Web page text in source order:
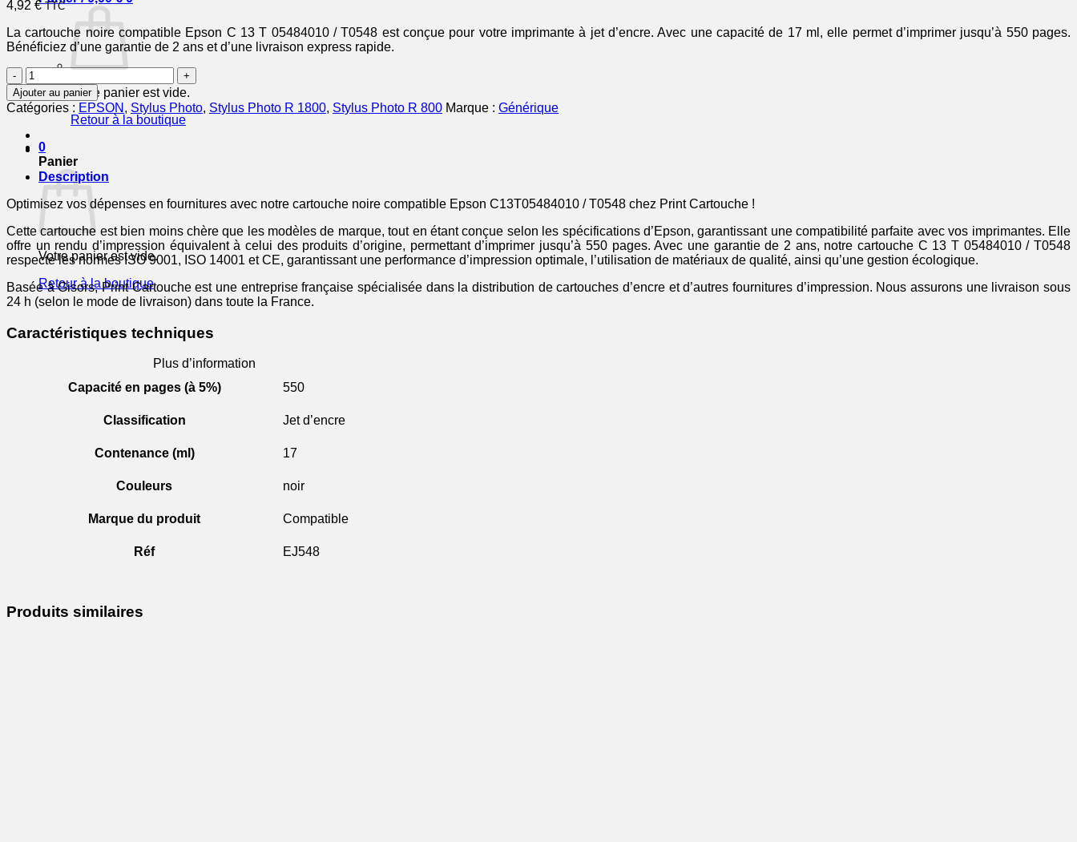
Votre panier est vide.
Retour à la boutique
0
Panier
Votre panier est vide.
Retour à la boutique
4,92 € TTC
La cartouche noire compatible Epson C 13 T 05484010 / T0548 est conçue pour votre imprimante à jet d’encre. Avec une capacité de 17 ml, elle permet d’imprimer jusqu’à 550 pages.
Bénéficiez d’une garantie de 2 ans et d’une livraison express rapide.
quantité
de
C13T05484010
/
T0548
-
cartouche
compatible
Epson
-
Ajouter au panier
Catégories : EPSON , Stylus Photo, Stylus Photo R 1800, Stylus Photo R 800 Marque : Générique
Description
Optimisez vos dépenses en fournitures avec notre cartouche noire compatible Epson C13T05484010 / T0548 chez Print Cartouche !
Cette cartouche est bien moins chère que les modèles de marque, tout en étant conçue selon les spécifications d’Epson, garantissant une compatibilité parfaite avec vos imprimantes. Elle
offre un rendu d’impression équivalent à celui des produits d’origine, permettant d’imprimer jusqu’à 550 pages. Avec une garantie de 2 ans, notre cartouche C 13 T 05484010 / T0548
respecte les normes ISO 9001, ISO 14001 et CE, garantissant une performance d’impression optimale, l’utilisation de matériaux de qualité, ainsi qu’une gestion écologique.
Basée à Gisors, Print Cartouche est une entreprise française spécialisée dans la distribution de cartouches d’encre et d’autres fournitures d’impression. Nous assurons une livraison sous
24 h (selon le mode de livraison) dans toute la France.
Caractéristiques techniques
Plus d’information
Capacité en pages (à 5%)
550
Classification Jet d’encre
Contenance (ml) 17
Couleurs noir
Marque du produit Compatible
Réf EJ548
Produits similaires